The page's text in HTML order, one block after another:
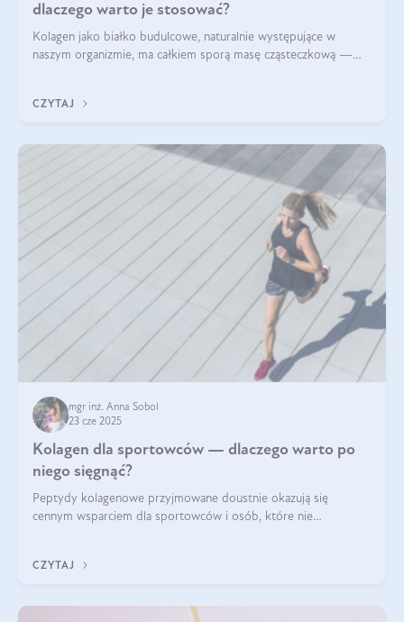
dlaczego warto je stosować?
Kolagen jako białko budulcowe, naturalnie występujące w
naszym organizmie, ma całkiem sporą masę cząsteczkową —
bardziej biodostępny
CZYTAJ
mgr inż. Anna Sobol
23 cze 2025
Kolagen dla sportowców — dlaczego warto po
niego sięgnąć?
Peptydy kolagenowe przyjmowane doustnie okazują się
cennym wsparciem dla sportowców i osób, które nie
CZYTAJ